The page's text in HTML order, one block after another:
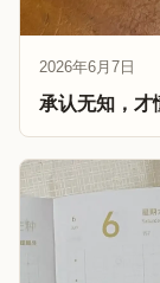
2026年6月7日
承认无知，才